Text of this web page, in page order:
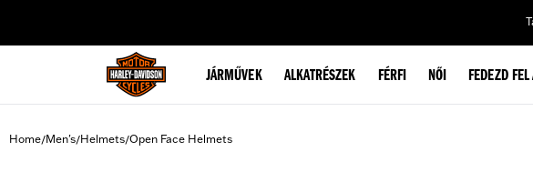
JÁRMŰVEK ALKATRÉSZEK FÉRFI NŐI FEDEZD FEL
Home/Men's/Helmets/Open Face Helmets